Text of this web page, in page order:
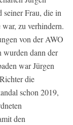
seiner Frau, die in
zu verhindern.
von der AWO
wurden dann der
war Jürgen
die
schon 2019,
den